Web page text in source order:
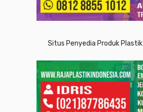
Situs Penyedia Produk